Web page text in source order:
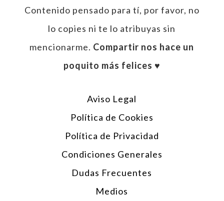
Contenido pensado para tí, por favor, no
lo copies ni te lo atribuyas sin
mencionarme. Compartir nos hace un
poquito más felices ♥︎
Aviso Legal
Política de Cookies
Política de Privacidad
Condiciones Generales
Dudas Frecuentes
Medios